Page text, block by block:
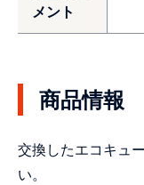
メント
商品情報
交換したエコキュ
い。